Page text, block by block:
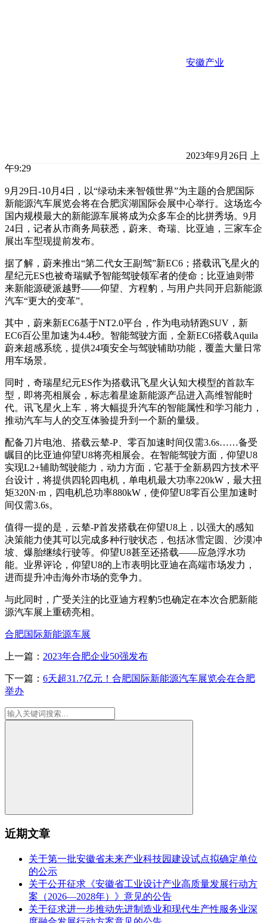
安徽产业
2023年9月26日 上
午9:29
9月29日-10月4日，以“绿动未来智领世界”为主题的合肥国际
新能源汽车展览会将在合肥滨湖国际会展中心举行。这场迄今
国内规模最大的新能源车展将成为众多车企的比拼秀场。9月
24日，记者从市商务局获悉，蔚来、奇瑞、比亚迪，三家车企
展出车型现提前发布。
据了解，蔚来推出“第二代女王副驾”新EC6；搭载讯飞星火的
星纪元ES也被奇瑞赋予智能驾驶领军者的使命；比亚迪则带
来新能源硬派越野——仰望、方程豹，与用户共同开启新能源
汽车“更大的变革”。
其中，蔚来新EC6基于NT2.0平台，作为电动轿跑SUV，新
EC6百公里加速为4.4秒。智能驾驶方面，全新EC6搭载Aquila
蔚来超感系统，提供24项安全与驾驶辅助功能，覆盖大量日常
用车场景。
同时，奇瑞星纪元ES作为搭载讯飞星火认知大模型的首款车
型，即将亮相展会，标志着星途新能源产品进入高维智能时
代。讯飞星火上车，将大幅提升汽车的智能属性和学习能力，
推动汽车与人的交互体验提升到一个新的量级。
配备刀片电池、搭载云辇-P、零百加速时间仅需3.6s……备受
瞩目的比亚迪仰望U8将亮相展会。在智能驾驶方面，仰望U8
实现L2+辅助驾驶能力，动力方面，它基于全新易四方技术平
台设计，将提供四轮四电机，单电机最大功率220kW，最大扭
矩320N·m，四电机总功率880kW，使仰望U8零百公里加速时
间仅需3.6s。
值得一提的是，云辇-P首发搭载在仰望U8上，以强大的感知
决策能力使其可以完成多种行驶状态，包括冰雪定圆、沙漠冲
坡、爆胎继续行驶等。仰望U8甚至还搭载——应急浮水功
能。业界评论，仰望U8的上市表明比亚迪在高端市场发力，
进而提升冲击海外市场的竞争力。
与此同时，广受关注的比亚迪方程豹5也确定在本次合肥新能
源汽车展上重磅亮相。
合肥国际新能源车展
上一篇： 2023年合肥企业50强发布
下一篇： 6天超31.7亿元！合肥国际新能源汽车展览会在合肥
举办
近期文章
关于第一批安徽省未来产业科技园建设试点拟确定单位
的公示
关于公开征求《安徽省工业设计产业高质量发展行动方
案（2026—2028年）》意见的公告
关于征求进一步推动先进制造业和现代生产性服务业深